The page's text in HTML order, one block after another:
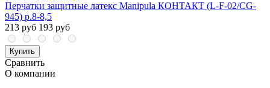
Перчатки защитные латекс Manipula КОНТАКТ (L-F-02/CG-
945) р.8-8,5
213 руб 193 руб
Купить
Сравнить
О компании